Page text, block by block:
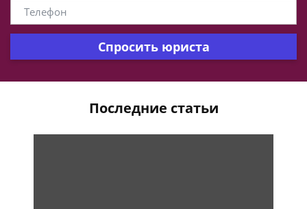
Спросить юриста
Последние статьи